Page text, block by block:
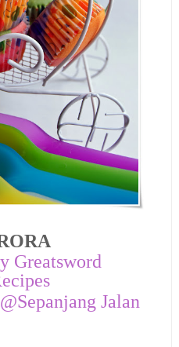
Greatsword
Jalan